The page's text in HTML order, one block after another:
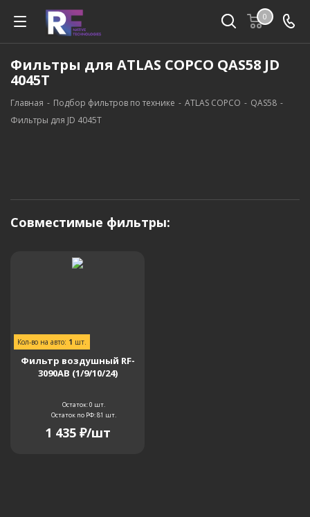
0
Фильтры для ATLAS COPCO QAS58 JD
4045T
Главная - Подбор фильтров по технике - ATLAS COPCO - QAS58 -
Фильтры для JD 4045T
Совместимые фильтры:
Кол-во на авто: 1 шт.
Фильтр воздушный RF-
3090AB (1/9/10/24)
Остаток: 0 шт.
Остаток по РФ: 81 шт.
1 435₽/шт